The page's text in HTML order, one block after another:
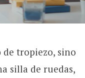
tropiezo, sino
silla de ruedas,